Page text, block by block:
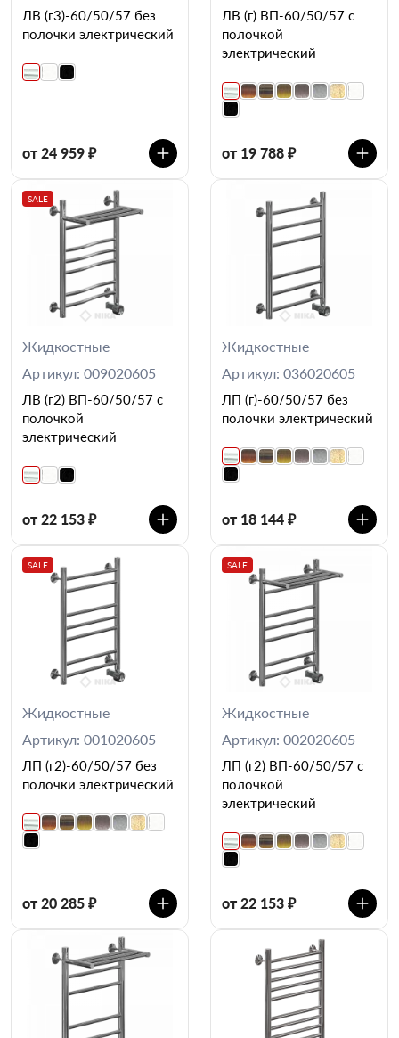
ЛВ (г3)-60/50/57 без
полочки электрический
от 24 959 ₽
ЛВ (г) ВП-60/50/57 с
полочкой
электрический
от 19 788 ₽
SALE
Жидкостные
Артикул: 009020605
ЛВ (г2) ВП-60/50/57 с
полочкой
электрический
от 22 153 ₽
Жидкостные
Артикул: 036020605
ЛП (г)-60/50/57 без
полочки электрический
от 18 144 ₽
SALE
Жидкостные
Артикул: 001020605
ЛП (г2)-60/50/57 без
полочки электрический
от 20 285 ₽
SALE
Жидкостные
Артикул: 002020605
ЛП (г2) ВП-60/50/57 с
полочкой
электрический
от 22 153 ₽